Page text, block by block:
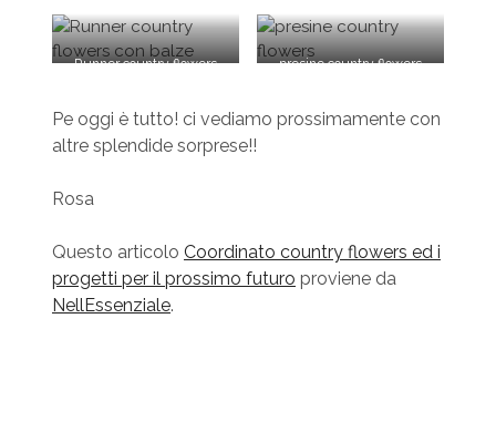
Runner country flowers
presine country flowers
Pe oggi è tutto! ci vediamo prossimamente con
altre splendide sorprese!!
Rosa
Questo articolo Coordinato country flowers ed i
progetti per il prossimo futuro proviene da
NellEssenziale.